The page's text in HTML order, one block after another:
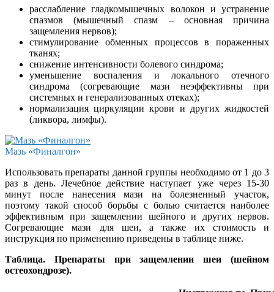
расслабление гладкомышечных волокон и устранение
спазмов (мышечный спазм – основная причина
защемления нервов);
стимулирование обменных процессов в пораженных
тканях;
снижение интенсивности болевого синдрома;
уменьшение воспаления и локального отечного
синдрома (согревающие мази неэффективны при
системных и генерализованных отеках);
нормализация циркуляции крови и других жидкостей
(ликвора, лимфы).
Мазь «Финалгон»
Использовать препараты данной группы необходимо от 1 до 3
раз в день. Лечебное действие наступает уже через 15-30
минут после нанесения мази на болезненный участок,
поэтому такой способ борьбы с болью считается наиболее
эффективным при защемлении шейного и других нервов.
Согревающие мази для шеи, а также их стоимость и
инструкция по применению приведены в таблице ниже.
Таблица. Препараты при защемлении шеи (шейном
остеохондрозе).